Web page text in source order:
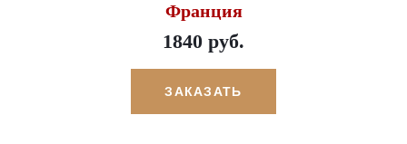
Франция
1840 руб.
ЗАКАЗАТЬ